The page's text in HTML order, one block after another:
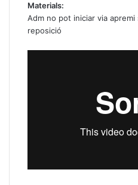
Materials:
Adm no pot iniciar via
reposició